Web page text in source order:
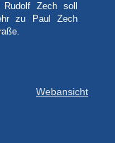
Zech soll
zu Paul Zech
Webansicht